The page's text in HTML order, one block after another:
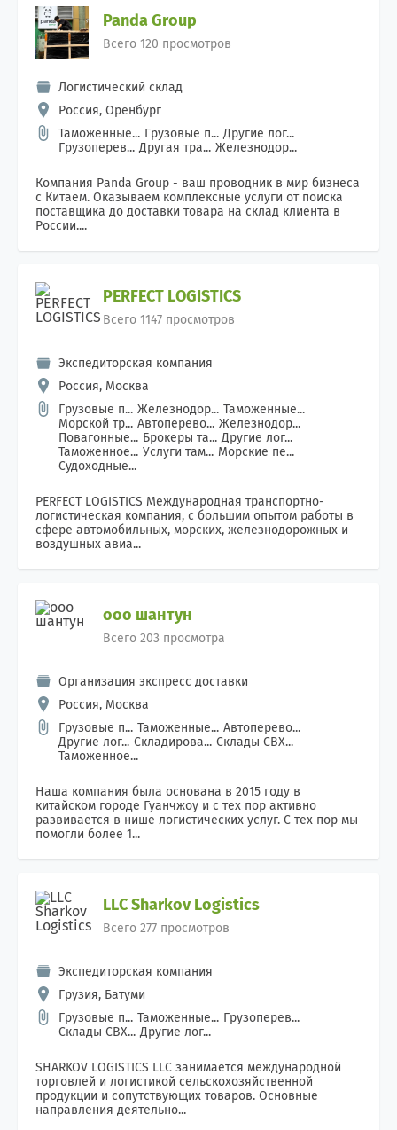
Panda Group
Всего 120 просмотров
Логистический склад
Россия, Оренбург
Таможенные... Грузовые п... Другие лог...
Грузоперев... Другая тра... Железнодор...
Компания Panda Group - ваш проводник в мир бизнеса
с Китаем. Оказываем комплексные услуги от поиска
поставщика до доставки товара на склад клиента в
России....
PERFECT LOGISTICS
Всего 1147 просмотров
Экспедиторская компания
Россия, Москва
Грузовые п... Железнодор... Таможенные...
Морской тр... Автоперево... Железнодор...
Повагонные... Брокеры та... Другие лог...
Таможенное... Услуги там... Морские пе...
Судоходные...
PERFECT LOGISTICS Международная транспортно-
логистическая компания, с большим опытом работы в
сфере автомобильных, морских, железнодорожных и
воздушных авиа...
ооо шантун
Всего 203 просмотра
Организация экспресс доставки
Россия, Москва
Грузовые п... Таможенные... Автоперево...
Другие лог... Складирова... Склады СВХ...
Таможенное...
Наша компания была основана в 2015 году в
китайском городе Гуанчжоу и с тех пор активно
развивается в нише логистических услуг. С тех пор мы
помогли более 1...
LLC Sharkov Logistics
Всего 277 просмотров
Экспедиторская компания
Грузия, Батуми
Грузовые п... Таможенные... Грузоперев...
Склады СВХ... Другие лог...
SHARKOV LOGISTICS LLC занимается международной
торговлей и логистикой сельскохозяйственной
продукции и сопутствующих товаров. Основные
направления деятельно...